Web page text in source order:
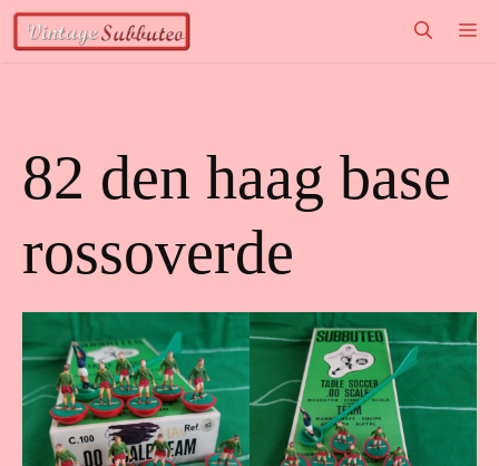
Vai
82 den haag base
rossoverde